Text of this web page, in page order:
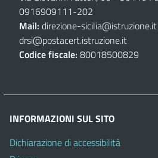
0916909111-202
Mail: direzione-sicilia@istruzione.it
drsi@postacert.istruzione.it
Codice fiscale: 80018500829
INFORMAZIONI SUL SITO
Dichiarazione di accessibilità